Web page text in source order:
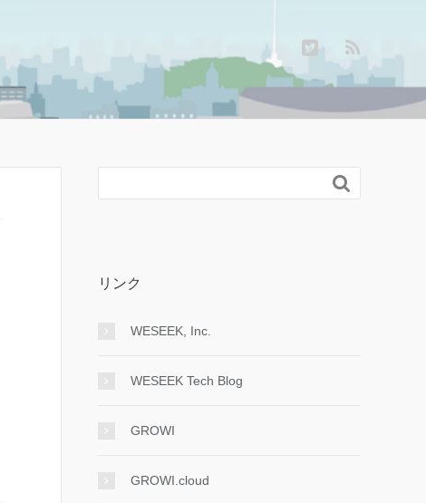

リンク
WESEEK, Inc.
WESEEK Tech Blog
GROWI
GROWI.cloud